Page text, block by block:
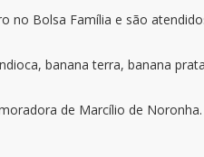
Bolsa Família e são
banana terra, banana
de Marcílio de